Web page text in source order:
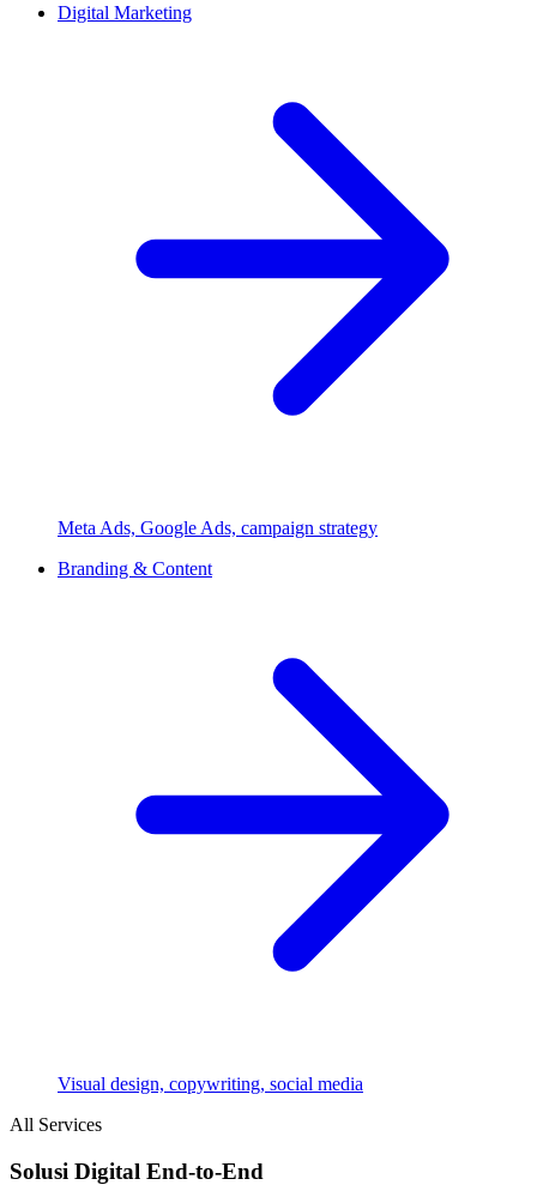
Digital Marketing
Meta Ads, Google Ads, campaign strategy
Branding & Content
Visual design, copywriting, social media
All Services
Solusi Digital End-to-End